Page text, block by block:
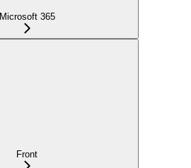
Microsoft 365
Front